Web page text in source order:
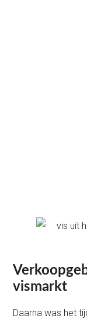
vismarkt
Daarna was het